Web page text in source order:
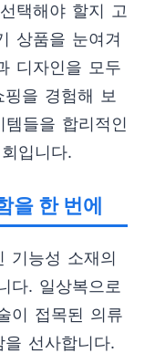
택해야 할지 고
상품을 눈여겨
디자인을 모두
을 경험해 보
들을 합리적인
입니다.
을 한 번에
기능성 소재의
다. 일상복으로
이 접목된 의류
선사합니다.